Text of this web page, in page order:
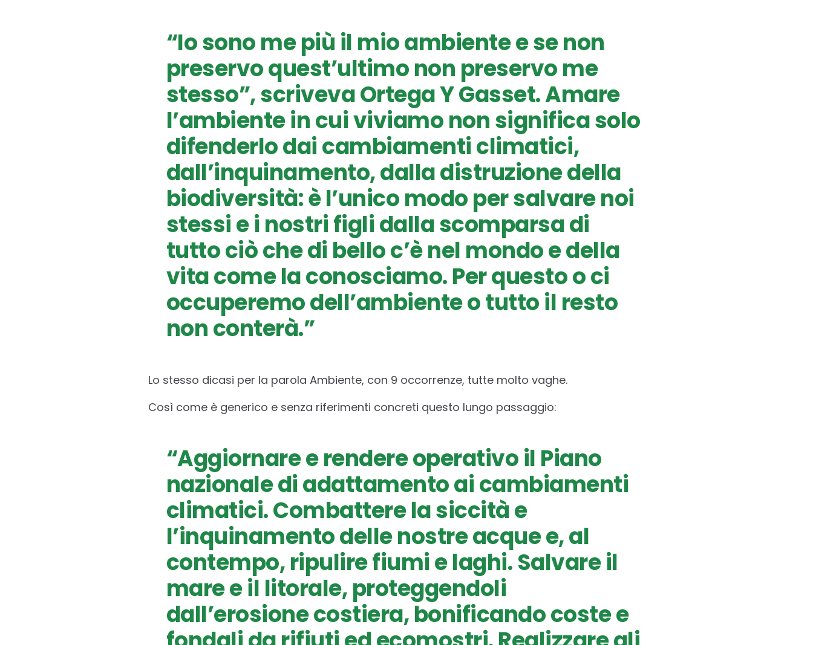
“Io sono me più il mio ambiente e se non
preservo quest’ultimo non preservo me
stesso”, scriveva Ortega Y Gasset. Amare
l’ambiente in cui viviamo non significa solo
difenderlo dai cambiamenti climatici,
dall’inquinamento, dalla distruzione della
biodiversità: è l’unico modo per salvare noi
stessi e i nostri figli dalla scomparsa di
tutto ciò che di bello c’è nel mondo e della
vita come la conosciamo. Per questo o ci
occuperemo dell’ambiente o tutto il resto
non conterà.”
Lo stesso dicasi per la parola Ambiente, con 9 occorrenze, tutte molto vaghe.
Così come è generico e senza riferimenti concreti questo lungo passaggio:
“Aggiornare e rendere operativo il Piano
nazionale di adattamento ai cambiamenti
climatici. Combattere la siccità e
l’inquinamento delle nostre acque e, al
contempo, ripulire fiumi e laghi. Salvare il
mare e il litorale, proteggendoli
dall’erosione costiera, bonificando coste e